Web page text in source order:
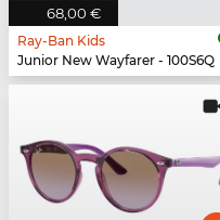
68,00 €
Ray-Ban Kids
Junior New Wayfarer - 100S6Q